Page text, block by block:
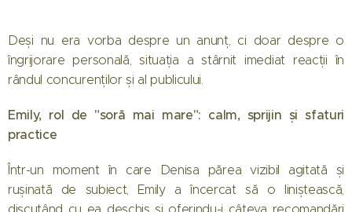
Deși nu era vorba despre un anunț, ci doar despre o
îngrijorare personală, situația a stârnit imediat reacții în
rândul concurenților și al publicului.
Emily, rol de "soră mai mare": calm, sprijin și sfaturi
practice
Într-un moment în care Denisa părea vizibil agitată și
rușinată de subiect, Emily a încercat să o liniștească,